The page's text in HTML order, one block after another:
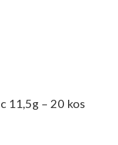
11,5g – 20 kos